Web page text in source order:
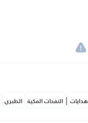
الطبري النفحات المكية | هدايات